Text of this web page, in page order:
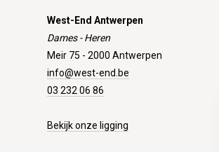
West-End Antwerpen
Dames - Heren
Meir 75 - 2000 Antwerpen
info@west-end.be
03 232 06 86
Bekijk onze ligging